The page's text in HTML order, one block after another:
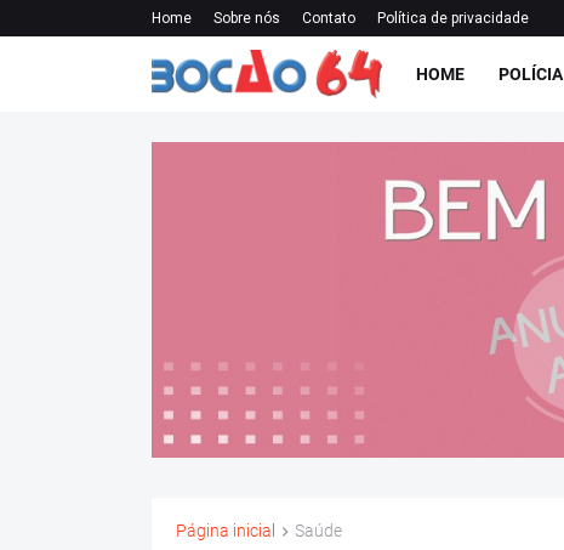
Home Sobre nós Contato Política de privacidade
HOME POLÍCIA
Página inicial Saúde